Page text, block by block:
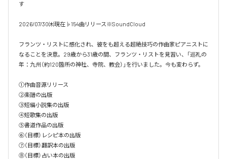
す
2026/07/30㈭現在♭154曲リリース※SoundCloud
フランツ・リストに感化され、彼をも超える超絶技巧の作曲家ピアニストに
なることを決意。29歳から31歳の間、フランツ・リストを見習い、「巡礼の
年：九州（約120箇所の神社、寺院、教会）」を行いました。今も変わらず。
①作曲音源リリース
②楽譜の出版
③短編小説集の出版
④短歌集の出版
⑤書道作品の出版
⑥（目標）レシピ本の出版
⑦（目標）翻訳本の出版
⑧（目標）占い本の出版